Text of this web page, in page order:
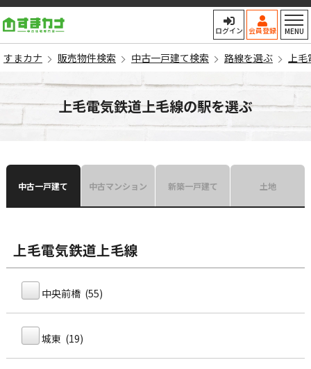
ログイン 会員登録 MENU
すまカナ 販売物件検索 中古一戸建て検索 路線を選ぶ 上
上毛電気鉄道上毛線の駅を選ぶ
中古一戸建て 中古マンション 新築一戸建て 土地
上毛電気鉄道上毛線
中央前橋 (55)
城東 (19)